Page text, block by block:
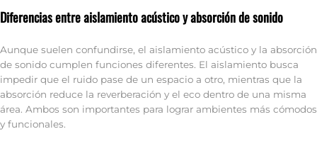
Diferencias entre aislamiento acústico y absorción de sonido
Aunque suelen confundirse, el aislamiento acústico y la absorción
de sonido cumplen funciones diferentes. El aislamiento busca
impedir que el ruido pase de un espacio a otro, mientras que la
absorción reduce la reverberación y el eco dentro de una misma
área. Ambos son importantes para lograr ambientes más cómodos
y funcionales.